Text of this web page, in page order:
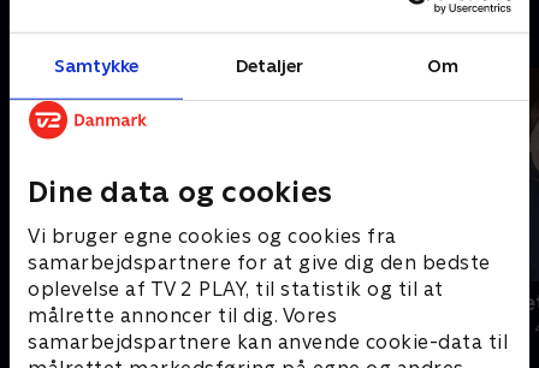
Samtykke Detaljer Om
Dine data og cookies
Vi bruger egne cookies og cookies fra
samarbejdspartnere for at give dig den bedste
oplevelse af TV 2 PLAY, til statistik og til at
målrette annoncer til dig. Vores
samarbejdspartnere kan anvende cookie-data til
Andre så også
Årgang 20
Livsstil • 6 sæsoner
Jul på
2020 • Livsstil